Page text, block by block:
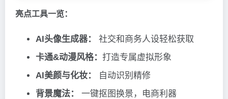
亮点工具一览：
AI头像生成器：
社交和商务人设轻松获取
卡通&动漫风格： 打造专属虚拟形象
AI美颜与化妆：
自动识别精修
背景魔法：
一键抠图换景，电商利器